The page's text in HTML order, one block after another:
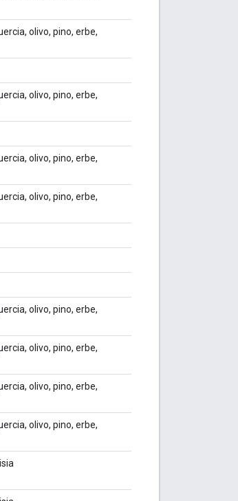
olivo, pino, erbe,
olivo, pino, erbe,
olivo, pino, erbe,
olivo, pino, erbe,
olivo, pino, erbe,
olivo, pino, erbe,
olivo, pino, erbe,
olivo, pino, erbe,